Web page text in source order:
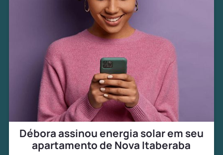
Débora assinou energia solar em seu
apartamento de Nova Itaberaba